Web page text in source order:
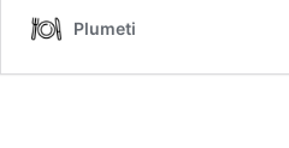
Plumeti